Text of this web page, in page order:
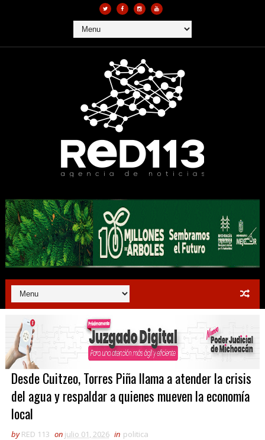
Desde Cuitzeo, Torres Piña llama a atender la crisis
del agua y respaldar a quienes mueven la economía
local
by RED 113 on julio 01, 2026 in politica